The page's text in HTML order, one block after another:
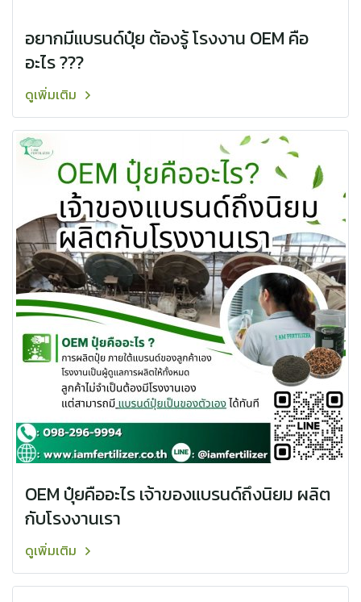
อยากมีแบรนด์ปุ๋ย ต้องรู้️ โรงงาน OEM คือ
อะไร ???
ดูเพิ่มเติม
OEM ปุ๋ยคืออะไร เจ้าของแบรนด์ถึงนิยม ผลิต
กับโรงงานเรา
ดูเพิ่มเติม